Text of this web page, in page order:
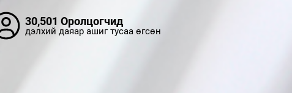
30,501 Оролцогчид
дэлхий даяар ашиг тусаа өгсөн